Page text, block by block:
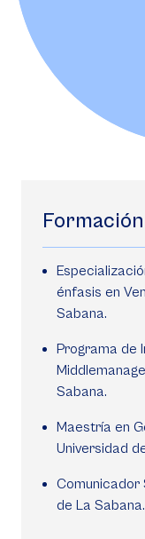
énfasis en
Sabana.
Programa de
Sabana.
Maestría en
Universidad
Comunicador
de La Sabana.